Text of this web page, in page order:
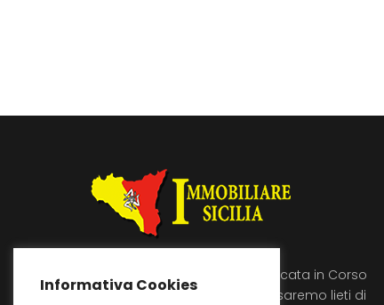
Immobiliare Sicilia si trova a Licata in Corso
Umberto 89, vienici a trovare saremo lieti di
Informativa Cookies